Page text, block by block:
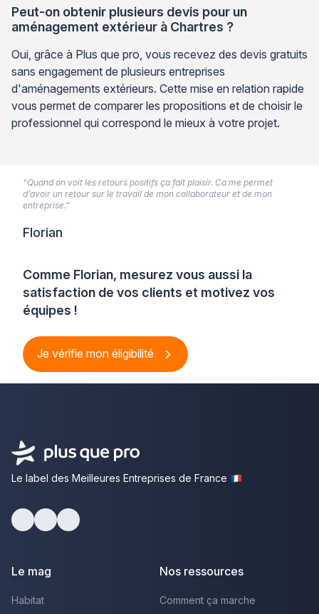
Peut-on obtenir plusieurs devis pour un
aménagement extérieur à Chartres ?
Oui, grâce à Plus que pro, vous recevez des devis gratuits
sans engagement de plusieurs entreprises
d'aménagements extérieurs. Cette mise en relation rapide
vous permet de comparer les propositions et de choisir le
professionnel qui correspond le mieux à votre projet.
Comme Florian, mesurez vous aussi la
satisfaction de vos clients et motivez vos
équipes !
Je vérifie mon éligibilité
“Quand on voit les retours positifs ça fait plaisir. Ca me permet
d’avoir un retour sur le travail de mon collaborateur et de mon
entreprise.”
Florian
Le label des Meilleures Entreprises de France
Le mag
Habitat
Nos ressources
Comment ça marche